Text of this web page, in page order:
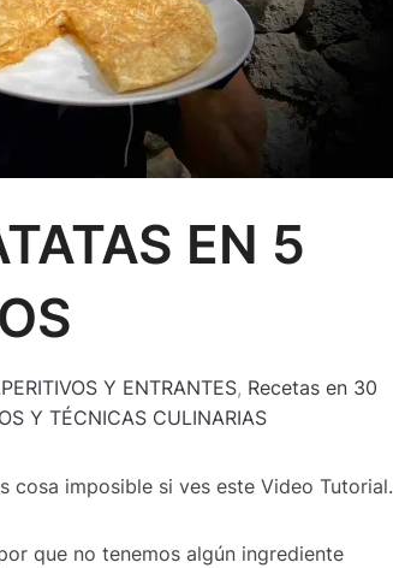
EN 5
Y ENTRANTES, Recetas en 30
Y TÉCNICAS CULINARIAS
cosa imposible si ves este Video Tutorial.
que no tenemos algún ingrediente